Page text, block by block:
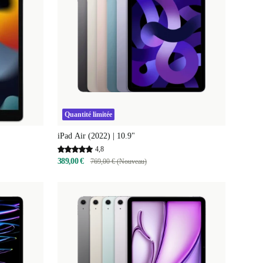
Quantité limitée
iPad Air (2022) | 10.9"
4,8
389,00 € 769,00 € (Nouveau)